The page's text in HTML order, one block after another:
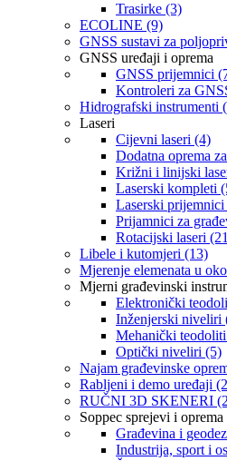
Trasirke (3)
ECOLINE (9)
GNSS sustavi za
GNSS uređaji i oprema
GNSS prijemnici
Kontroleri za
Hidrografski instrumenti
Laseri
Cijevni laseri (4)
Dodatna oprema
Križni i linijski
Laserski kompleti
Laserski
Prijamnici za
Rotacijski laseri
Libele i kutomjeri (13)
Mjerenje elemenata u
Mjerni građevinski
Elektronički
Inženjerski niveliri
Mehanički
Optički niveliri (5)
Najam građevinske
Rabljeni i demo uređaji
RUČNI 3D SKENERI
Soppec sprejevi i oprema
Građevina i
Industrija, sport i